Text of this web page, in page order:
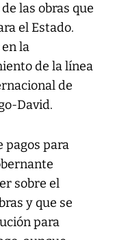
las obras que
el Estado.
la
de la línea
de
David.
pagos para
sobre el
y que se
para